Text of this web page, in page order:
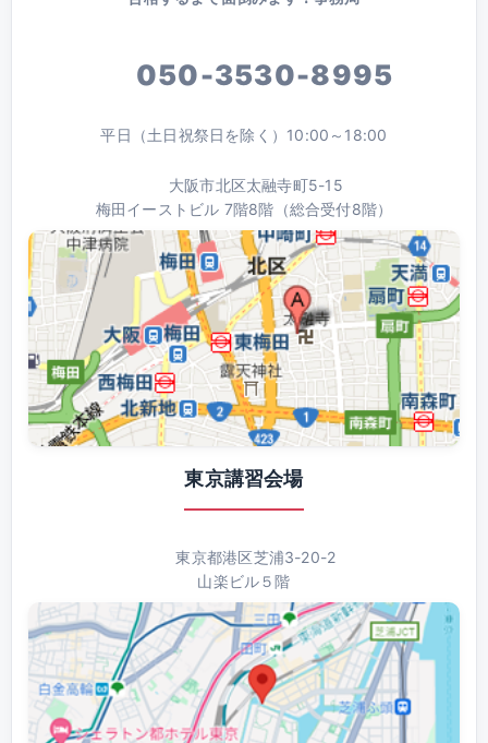
050-3530-8995
平日（土日祝祭日を除く）10:00～18:00
大阪市北区太融寺町5-15
梅田イーストビル 7階8階（総合受付8階）
東京講習会場
東京都港区芝浦3-20-2
山楽ビル５階